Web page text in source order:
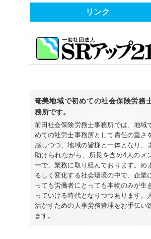
リンク
奄美地域で初めての社会保険労務
務所です。
前田社会保険労務士事務所では、地域
めての社労士事務所として責任の重さ
感しつつ、地域の皆様と一体となり、
助けられながら、所長を含め4人のメ
ーで、業務に取り組んでおります。め
るしく変化する社会環境の中で、企業
っても労働者にとっても本物のみが生
っていける時代となりつつあります。
活かすための人事労務管理をお手伝い
ます。